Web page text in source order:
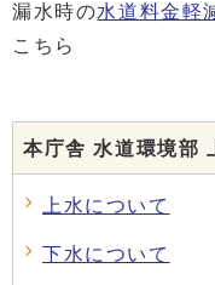
漏水時の水道料金軽
こちら
本庁舎 水道環境部
上水について
下水について